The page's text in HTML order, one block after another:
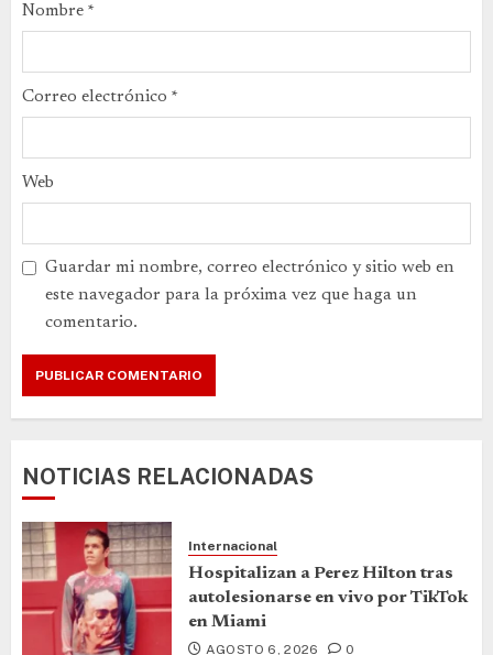
Nombre *
Correo electrónico *
Web
Guardar mi nombre, correo electrónico y sitio web en
este navegador para la próxima vez que haga un
comentario.
NOTICIAS RELACIONADAS
Internacional
Hospitalizan a Perez Hilton tras
autolesionarse en vivo por TikTok
en Miami
AGOSTO 6, 2026 0